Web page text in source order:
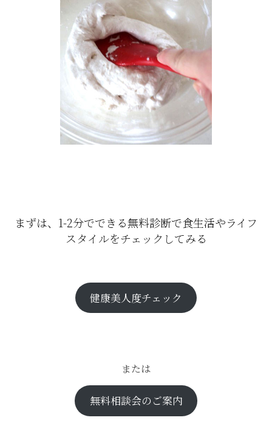
まずは、1-2分でできる無料診断で食生活やライフ
スタイルをチェックしてみる
健康美人度チェック
または
無料相談会のご案内